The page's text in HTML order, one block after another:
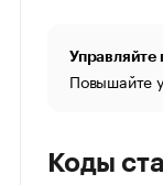
Управляйте
Повышайте
Коды